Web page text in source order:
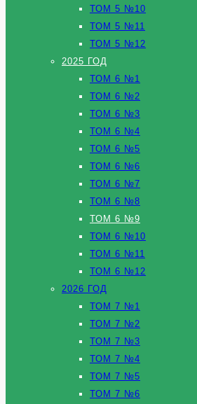
ТОМ 5 №10
ТОМ 5 №11
ТОМ 5 №12
2025 ГОД
ТОМ 6 №1
ТОМ 6 №2
ТОМ 6 №3
ТОМ 6 №4
ТОМ 6 №5
ТОМ 6 №6
ТОМ 6 №7
ТОМ 6 №8
ТОМ 6 №9
ТОМ 6 №10
ТОМ 6 №11
ТОМ 6 №12
2026 ГОД
ТОМ 7 №1
ТОМ 7 №2
ТОМ 7 №3
ТОМ 7 №4
ТОМ 7 №5
ТОМ 7 №6